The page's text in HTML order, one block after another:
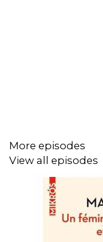
contre-poison. Les
regain de
fiables… A nous de
More episodes
View all episodes